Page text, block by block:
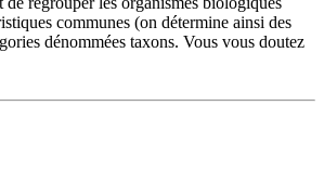
communes (on détermine ainsi des
dénommées taxons. Vous vous doutez